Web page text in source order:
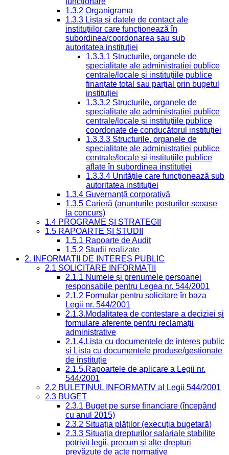
1.3.2 Organigrama
1.3.3 Lista și datele de contact ale
instituțiilor care funcționează în
subordinea/coordonarea sau sub
autoritatea instituției
1.3.3.1 Structurile, organele de
specialitate ale administrației publice
centrale/locale și instituțiile publice
finanțate total sau parțial prin bugetul
instituției
1.3.3.2 Structurile, organele de
specialitate ale administrației publice
centrale/locale și instituțiile publice
coordonate de conducătorul instituției
1.3.3.3 Structurile, organele de
specialitate ale administrației publice
centrale/locale și instituțiile publice
aflate în subordinea instituției
1.3.3.4 Unitățile care funcționează sub
autoritatea instituției
1.3.4 Guvernanță corporativă
1.3.5 Carieră (anunțurile posturilor scoase
la concurs)
1.4 PROGRAME ȘI STRATEGII
1.5 RAPOARTE ȘI STUDII
1.5.1 Rapoarte de Audit
1.5.2 Studii realizate
2. INFORMAȚII DE INTERES PUBLIC
2.1 SOLICITARE INFORMAȚII
2.1.1 Numele și prenumele persoanei
responsabile pentru Legea nr. 544/2001
2.1.2 Formular pentru solicitare în baza
Legii nr. 544/2001
2.1.3.Modalitatea de contestare a deciziei și
formulare aferente pentru reclamații
administrative
2.1.4.Lista cu documentele de interes public
și Lista cu documentele produse/gestionate
de instituție
2.1.5.Rapoartele de aplicare a Legii nr.
544/2001
2.2 BULETINUL INFORMATIV al Legii 544/2001
2.3 BUGET
2.3.1 Buget pe surse financiare (începând
cu anul 2015)
2.3.2 Situația plăților (execuția bugetară)
2.3.3 Situația drepturilor salariale stabilite
potrivit legii, precum și alte drepturi
prevăzute de acte normative